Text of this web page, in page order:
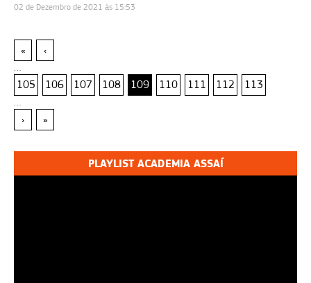
02 de Dezembro de 2021 às 15:53
«
‹
…
105
106 107 108 109 110 111 112
113
…
›
»
PLAYLIST ACADEMIA ASSAÍ